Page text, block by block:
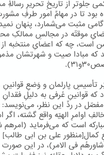
جلوتر از تاریخِ تحریرِ رسالۀِ
تا در مهامِّ امور طرفِ
مثبت می‌شمارد، پنهان
موقتّه در مجالسِ ممالکِ
است، چه که اعضایِ منتخبه
که مبادا صیت و شهرتشان
تأسیسِ پارلمان و وَضعِ
قوانینِ عُرفی به دلیلِ فقدانِ
مفصّل در ردِّ این نظر،
اوامرِ الهیّه واقع گشته،
است که می‌فرماید (امرهم
کمال[منظور علی بن ابی
فی الامر)، در این